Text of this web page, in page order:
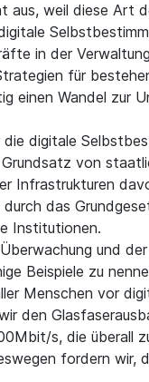
weil diese Art
in der
für
einen Wandel zur
digitale
von
Infrastrukturen
das
Institutionen.
und
Beispiele zu
Menschen vor
den
s, die überall
fordern wir,